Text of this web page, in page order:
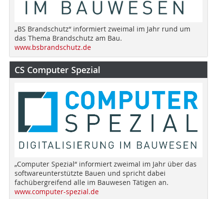
„BS Brandschutz“ informiert zweimal im Jahr rund um
das Thema Brandschutz am Bau.
www.bsbrandschutz.de
CS Computer Spezial
„Computer Spezial“ informiert zweimal im Jahr über das
softwareunterstützte Bauen und spricht dabei
fachübergreifend alle im Bauwesen Tätigen an.
www.computer-spezial.de